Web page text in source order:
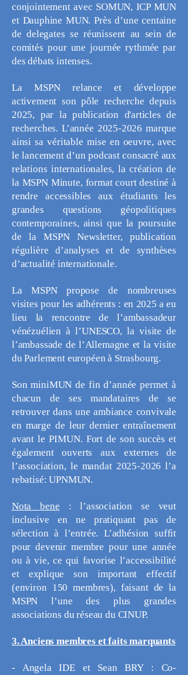
conjointement avec SOMUN, ICP MUN
et Dauphine MUN. Près d’une centaine
de delegates se réunissent au sein de
comités pour une journée rythmée par
des débats intenses.
La MSPN relance et développe
activement son pôle recherche depuis
2025, par la publication d'articles de
recherches. L’année 2025-2026 marque
ainsi sa véritable mise en oeuvre, avec
le lancement d’un podcast consacré aux
relations internationales, la création de
la MSPN Minute, format court destiné à
rendre accessibles aux étudiants les
grandes questions géopolitiques
contemporaines, ainsi que la poursuite
de la MSPN Newsletter, publication
régulière d’analyses et de synthèses
d’actualité internationale.
La MSPN propose de nombreuses
visites pour les adhérents : en 2025 a eu
lieu la rencontre de l’ambassadeur
vénézuélien à l’UNESCO, la visite de
l’ambassade de l’Allemagne et la visite
du Parlement européen à Strasbourg.
Son miniMUN de fin d’année permet à
chacun de ses mandataires de se
retrouver dans une ambiance convivale
en marge de leur dernier entraînement
avant le PIMUN. Fort de son succès et
également ouverts aux externes de
l’association, le mandat 2025-2026 l’a
rebatisé: UPNMUN.
Nota bene : l’association se veut
inclusive en ne pratiquant pas de
sélection à l’entrée. L’adhésion suffit
pour devenir membre pour une année
ou à vie, ce qui favorise l’accessibilité
et explique son important effectif
(environ 150 membres), faisant de la
MSPN l’une des plus grandes
associations du réseau du CINUP.
3. Anciens membres et faits marquants
- Angela IDE et Sean BRY : Co-